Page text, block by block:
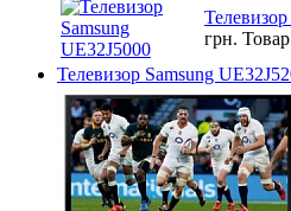
грн.
Телевизор Samsung